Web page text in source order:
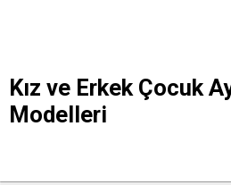
Kız ve Erkek Çocuk
Modelleri